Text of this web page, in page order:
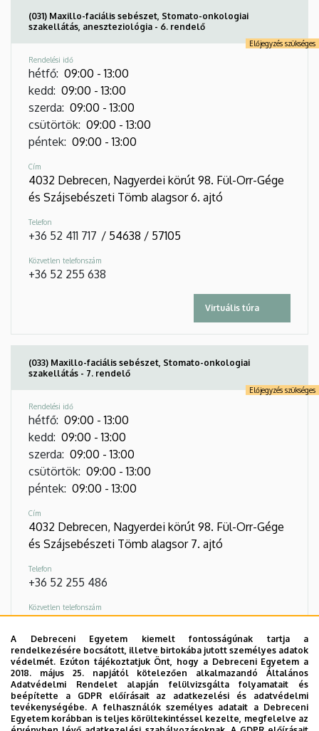
A Debreceni Egyetem kiemelt fontosságúnak tartja a
rendelkezésére bocsátott, illetve birtokába jutott személyes adatok
védelmét. Ezúton tájékoztatjuk Önt, hogy a Debreceni Egyetem a
2018. május 25. napjától kötelezően alkalmazandó Általános
Adatvédelmi Rendelet alapján felülvizsgálta folyamatait és
beépítette a GDPR előírásait az adatkezelési és adatvédelmi
tevékenységébe. A felhasználók személyes adatait a Debreceni
Egyetem korábban is teljes körültekintéssel kezelte, megfelelve az
(031) Maxillo-faciális sebészet, Stomato-onkologiai
szakellátás, aneszteziológia - 6. rendelő
Előjegyzés szükséges
Rendelési idő
hétfő: 09:00 - 13:00
kedd: 09:00 - 13:00
szerda: 09:00 - 13:00
csütörtök: 09:00 - 13:00
péntek: 09:00 - 13:00
Cím
4032 Debrecen, Nagyerdei körút 98. Fül-Orr-Gége
és Szájsebészeti Tömb alagsor 6. ajtó
Telefon
+36 52 411 717 / 54638 / 57105
Közvetlen telefonszám
+36 52 255 638
Virtuális túra
(033) Maxillo-faciális sebészet, Stomato-onkologiai
szakellátás - 7. rendelő
Előjegyzés szükséges
Rendelési idő
hétfő: 09:00 - 13:00
kedd: 09:00 - 13:00
szerda: 09:00 - 13:00
csütörtök: 09:00 - 13:00
péntek: 09:00 - 13:00
Cím
4032 Debrecen, Nagyerdei körút 98. Fül-Orr-Gége
és Szájsebészeti Tömb alagsor 7. ajtó
Telefon
+36 52 255 486
Közvetlen telefonszám
+36 52 255 638
Virtuális túra
Képek